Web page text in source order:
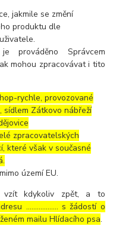
jakmile se změní
produktu dle
prováděno Správcem
mohou zpracovávat i tito
rychle, provozované
sídlem Zátkovo nábřeží
zpracovatelských
které však v současné
území EU.
vzít kdykoliv zpět, a to
..……………. s žádostí o
mailu Hlídacího psa.